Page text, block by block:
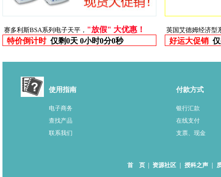
赛多利斯BSA系列电子天平， "放假" 大优惠！
特价倒计时 仅剩0天 0小时0分0秒
英国艾德姆经济型
好运大促销
使用指南
电子商务
查找产品
联系我们
付款方式
银行汇款
在线支付
支票、现金
首 页 资源社区 授科之声